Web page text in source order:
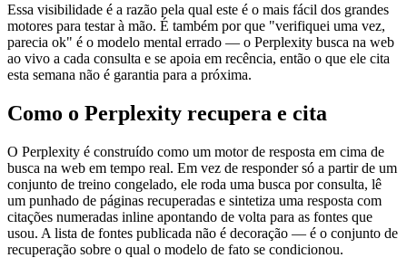
Essa visibilidade é a razão pela qual este é o mais fácil dos grandes
motores para testar à mão. É também por que "verifiquei uma vez,
parecia ok" é o modelo mental errado — o Perplexity busca na web
ao vivo a cada consulta e se apoia em recência, então o que ele cita
esta semana não é garantia para a próxima.
Como o Perplexity recupera e cita
O Perplexity é construído como um motor de resposta em cima de
busca na web em tempo real. Em vez de responder só a partir de um
conjunto de treino congelado, ele roda uma busca por consulta, lê
um punhado de páginas recuperadas e sintetiza uma resposta com
citações numeradas inline apontando de volta para as fontes que
usou. A lista de fontes publicada não é decoração — é o conjunto de
recuperação sobre o qual o modelo de fato se condicionou.